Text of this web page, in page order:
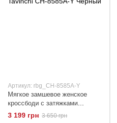
Артикул: rbg_CH-8585A-Y
Мягкое замшевое женское
кроссбоди с затяжками
Tavinchi CH-8585A-Y Черный
3 199 грн 3 650 грн